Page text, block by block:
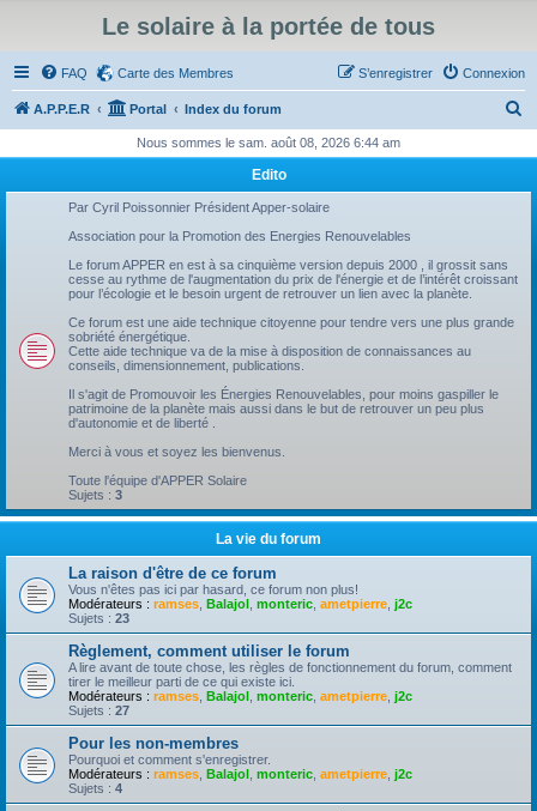
Le solaire à la portée de tous
FAQ Carte des Membres Connexion
S’enregistrer
A.P.P.E.R Portal Index du forum
h
Nous sommes le sam. août 08, 2026 6:44 am
Edito
Par Cyril Poissonnier Président Apper-solaire
Association pour la Promotion des Energies Renouvelables
Le forum APPER en est à sa cinquième version depuis 2000 , il grossit sans
cesse au rythme de l'augmentation du prix de l'énergie et de l’intérêt croissant
pour l’écologie et le besoin urgent de retrouver un lien avec la planète.
Ce forum est une aide technique citoyenne pour tendre vers une plus grande
sobriété énergétique.
Cette aide technique va de la mise à disposition de connaissances au
conseils, dimensionnement, publications.
Il s'agit de Promouvoir les Énergies Renouvelables, pour moins gaspiller le
patrimoine de la planète mais aussi dans le but de retrouver un peu plus
d'autonomie et de liberté .
Merci à vous et soyez les bienvenus.
Toute l'équipe d'APPER Solaire
Sujets : 3
La vie du forum
La raison d'être de ce forum
Vous n'êtes pas ici par hasard, ce forum non plus!
Modérateurs : ramses Balajol monteric ametpierre j2c
Sujets : 23
Règlement, comment utiliser le forum
A lire avant de toute chose, les règles de fonctionnement du forum, comment
tirer le meilleur parti de ce qui existe ici.
Modérateurs : ramses Balajol monteric ametpierre j2c
Sujets : 27
Pour les non-membres
Pourquoi et comment s'enregistrer.
Modérateurs : ramses Balajol monteric ametpierre j2c
Sujets : 4